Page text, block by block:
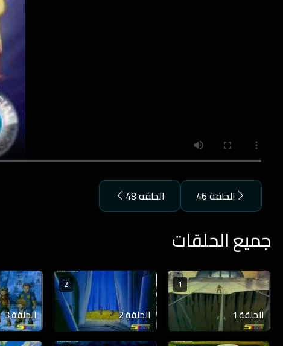
الحلقة 46 الحلقة 48
جميع الحلقات
1
الحلقة 1
2
الحلقة 2 الحلقة 3